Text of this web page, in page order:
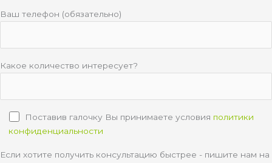
Ваш телефон (обязательно)
Какое количество интересует?
Поставив галочку Вы принимаете условия политики
конфиденциальности
Если хотите получить консультацию быстрее - пишите нам на